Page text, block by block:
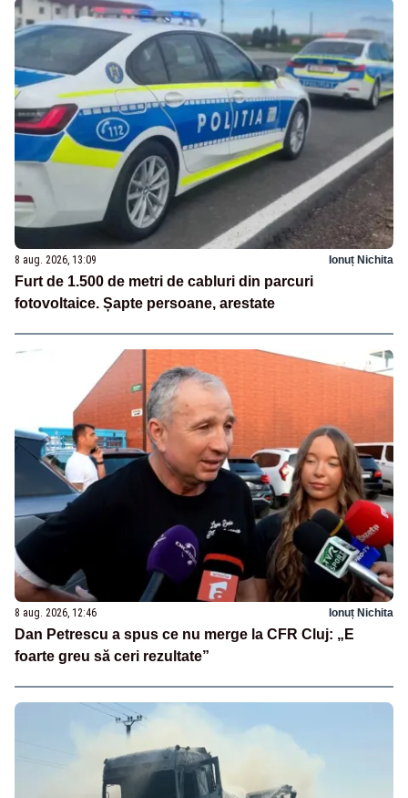
8 aug. 2026, 13:09 Ionuț Nichita
Furt de 1.500 de metri de cabluri din parcuri
fotovoltaice. Șapte persoane, arestate
8 aug. 2026, 12:46 Ionuț Nichita
Dan Petrescu a spus ce nu merge la CFR Cluj: „E
foarte greu să ceri rezultate”